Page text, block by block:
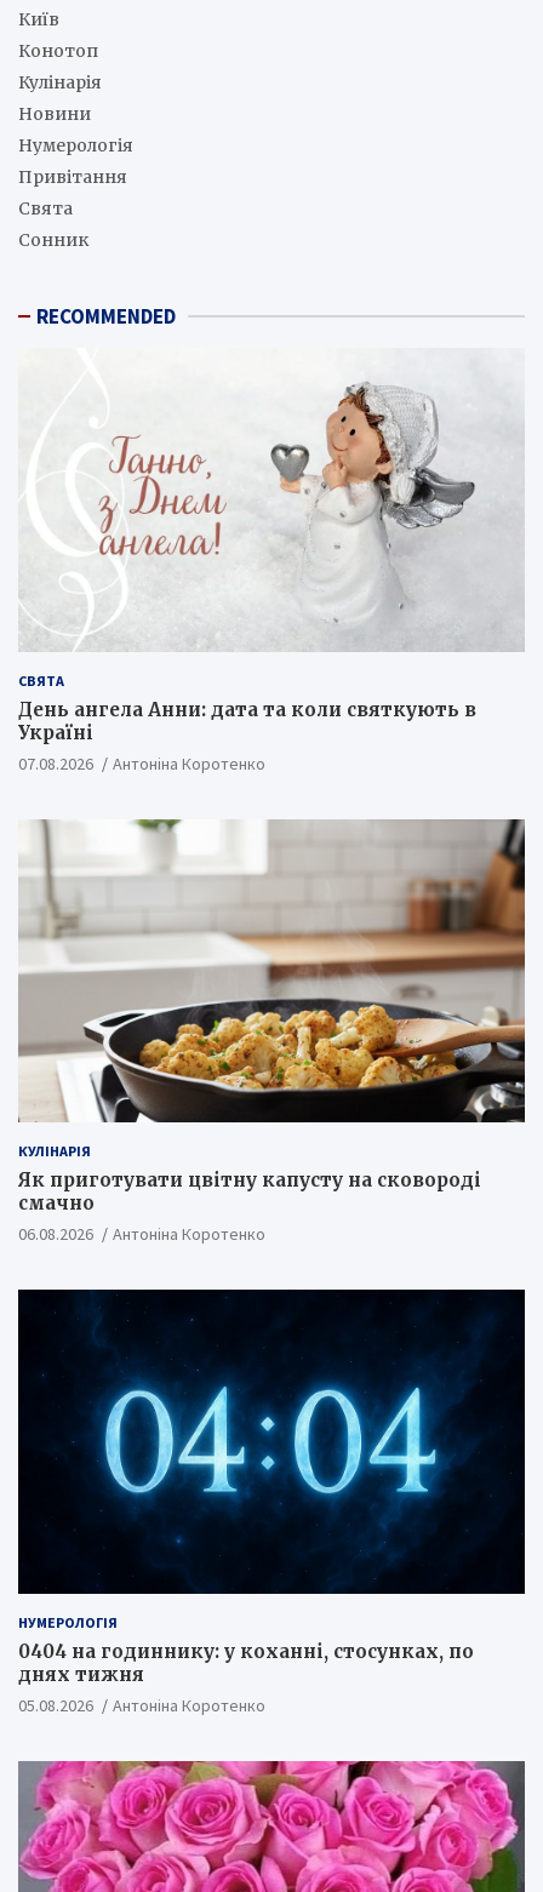
Київ
Конотоп
Кулінарія
Новини
Нумерологія
Привітання
Свята
Сонник
RECOMMENDED
СВЯТА
День ангела Анни: дата та коли святкують в
Україні
07.08.2026 Антоніна Коротенко
КУЛІНАРІЯ
Як приготувати цвітну капусту на сковороді
смачно
06.08.2026 Антоніна Коротенко
НУМЕРОЛОГІЯ
0404 на годиннику: у коханні, стосунках, по
днях тижня
05.08.2026 Антоніна Коротенко